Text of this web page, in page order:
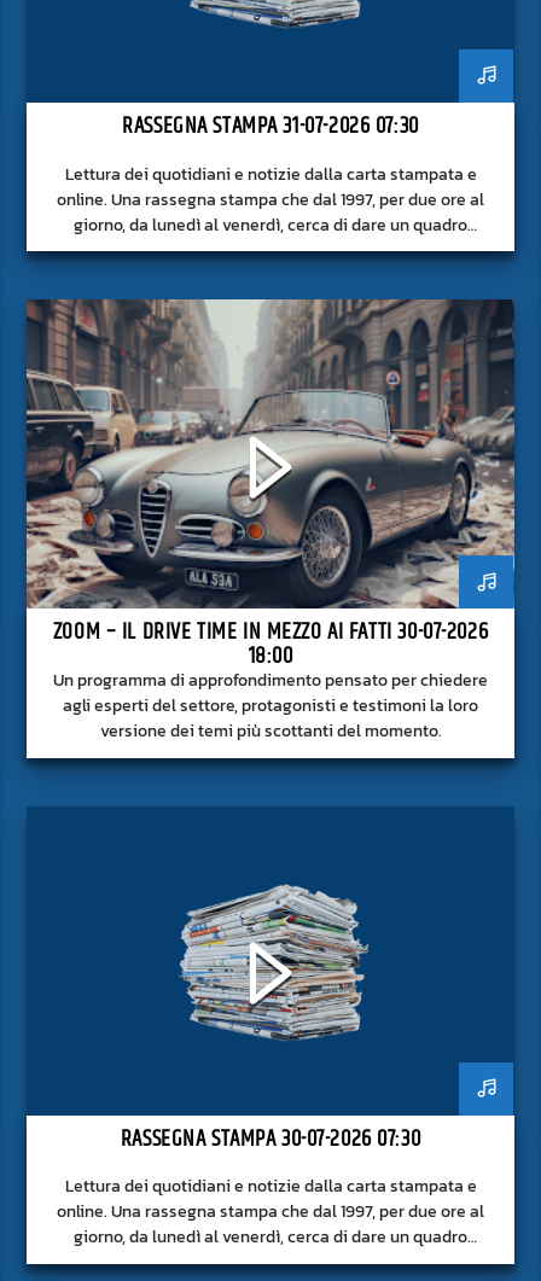
RASSEGNA STAMPA 31-07-2026 07:30
Lettura dei quotidiani e notizie dalla carta stampata e
online. Una rassegna stampa che dal 1997, per due ore al
giorno, da lunedì al venerdì, cerca di dare un quadro
approfondito delle notizie del giorno, senza fermarsi alla
ZOOM – IL DRIVE TIME IN MEZZO AI FATTI 30-07-2026
18:00
Un programma di approfondimento pensato per chiedere
agli esperti del settore, protagonisti e testimoni la loro
versione dei temi più scottanti del momento.
RASSEGNA STAMPA 30-07-2026 07:30
Lettura dei quotidiani e notizie dalla carta stampata e
online. Una rassegna stampa che dal 1997, per due ore al
giorno, da lunedì al venerdì, cerca di dare un quadro
approfondito delle notizie del giorno, senza fermarsi alla